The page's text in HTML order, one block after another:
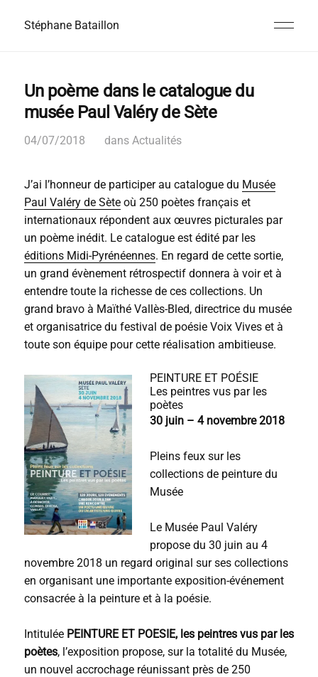
Stéphane Bataillon
Un poème dans le catalogue du
musée Paul Valéry de Sète
04/07/2018 dans Actualités
J’ai l’honneur de participer au catalogue du Musée
Paul Valéry de Sèteoù 250 poètes français et
internationaux répondent aux œuvres picturales par
un poème inédit. Le catalogue est édité par les
éditions Midi-Pyrénéennes. En regard de cette sortie,
un grand évènement rétrospectif donnera à voir et à
entendre toute la richesse de ces collections. Un
grand bravo à Maïthé Vallès-Bled, directrice du musée
et organisatrice du festival de poésie Voix Vives et à
toute son équipe pour cette réalisation ambitieuse.
PEINTURE ET POÉSIE
Les peintres vus par les
poètes
30 juin – 4 novembre 2018
Pleins feux sur les
collections de peinture du
Musée
Le Musée Paul Valéry
propose du 30 juin au 4
novembre 2018 un regard original sur ses collections
en organisant une importante exposition-événement
consacrée à la peinture et à la poésie.
Intitulée PEINTURE ET POESIE, les peintres vus par les
poètes, l’exposition propose, sur la totalité du Musée,
un nouvel accrochage réunissant près de 250